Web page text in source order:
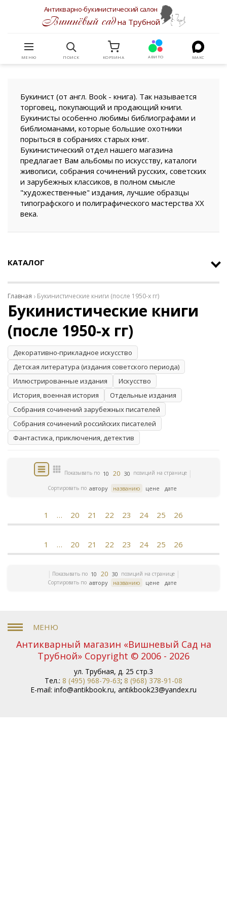
Антикварно-букинистический салон
Вишнёвый садна Трубной
МЕНЮ ПОИСК КОРЗИНА АВИТО МАКС
Букинист (от англ. Book - книга). Так называется
торговец, покупающий и продающий книги.
Букинисты особенно любимы библиографами и
библиоманами, которые большие охотники
порыться в собраниях старых книг.
Букинистический отдел нашего магазина
предлагает Вам альбомы по искусству, каталоги
живописи, собрания сочинений русских, советских
и зарубежных классиков, в полном смысле
"художественные" издания, лучшие образцы
типографского и полиграфического мастерства XX
века.
КАТАЛОГ
Главная Букинистические книги (после 1950-х гг)
Букинистические книги
(после 1950-х гг)
Декоративно-прикладное искусство
Детская литература (издания советского периода)
Иллюстрированные издания
Искусство
История, военная история
Отдельные издания
Собрания сочинений зарубежных писателей
Собрания сочинений российских писателей
Фантастика, приключения, детектив
Показывать по 10 20 30 позиций на странице
Сортировать по автору названию цене дате
1 … 20 21 22 23 24 25 26
1 … 20 21 22 23 24 25 26
Показывать по 10 20 30 позиций на странице
Сортировать по автору названию цене дате
Антикварный магазин «Вишневый Сад на
Трубной» Copyright © 2006 - 2026
ул. Трубная, д. 25 стр.3
Тел.: 8 (495) 968-79-63; 8 (968) 378-91-08
E-mail: info@antikbook.ru, antikbook23@yandex.ru